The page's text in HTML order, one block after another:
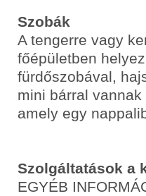
Szobák
A tengerre vagy
főépületben
fürdőszobával,
mini bárral
amely egy
Szolgáltatások a
EGYÉB